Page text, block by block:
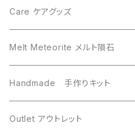
Sikhote-Alin シホーテアリン
others その他
Uruacu ウルアク
Brahin ブラヒン
Chelyabinsk チェリャビンスク
Mundrabilla マンドラビラ
Chinga チンガー
Taza タザ
Care ケアグッズ
Melt Meteorite メルト隕石
Handmade 手作りキット
Outlet アウトレット